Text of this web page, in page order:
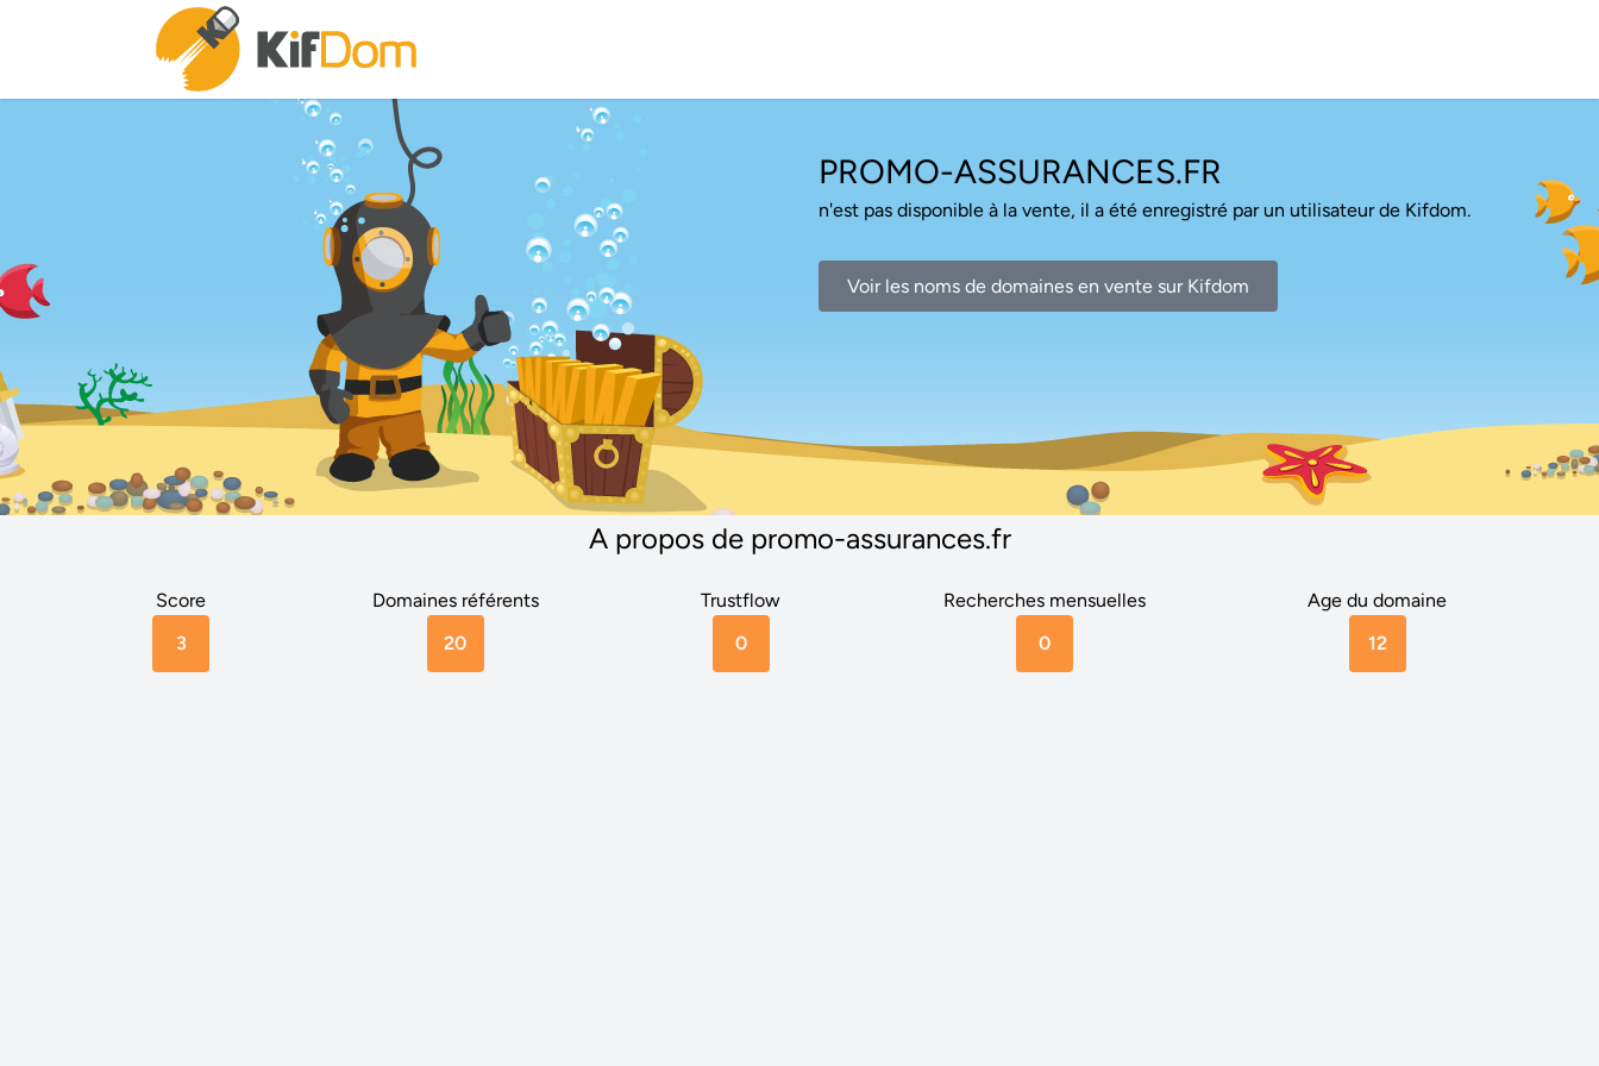
PROMO-ASSURANCES.FR
n'est pas disponible à la vente, il a été enregistré par un utilisateur de Kifdom.
Voir les noms de domaines en vente sur Kifdom
A propos de promo-assurances.fr
Score
3
Domaines référents
20
Trustflow
0
Recherches mensuelles
0
Age du domaine
12